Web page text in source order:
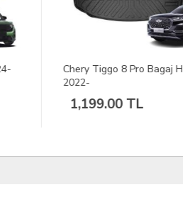
Chery Omoda 5 Bagaj
2022-
1,199.00 TL